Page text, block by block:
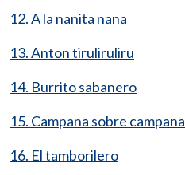
12. A la nanita nana
13. Anton tiruliruliru
14. Burrito sabanero
15. Campana sobre campana
16. El tamborilero